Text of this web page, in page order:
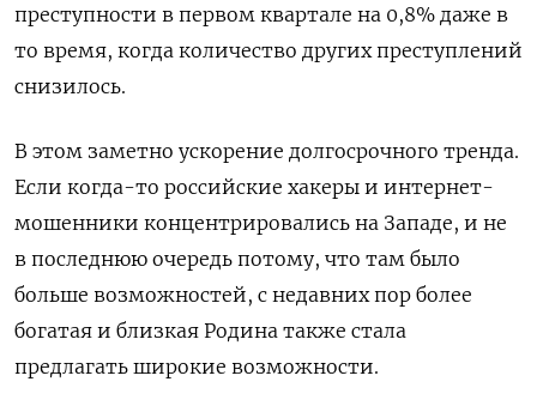
преступности в первом квартале на 0,8% даже в
то время, когда количество других преступлений
снизилось.
В этом заметно ускорение долгосрочного тренда.
Если когда-то российские хакеры и интернет-
мошенники концентрировались на Западе, и не
в последнюю очередь потому, что там было
больше возможностей, с недавних пор более
богатая и близкая Родина также стала
предлагать широкие возможности.